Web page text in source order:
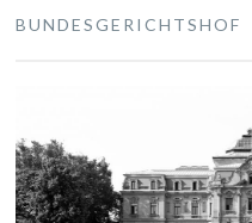
BUNDESGERICHTSHOF